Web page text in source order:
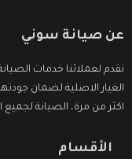
عن صيانة سوني
نقدم لعملائنا خدمات
الغيار الاصلية لضمان
اكثر من مرة، الصيانة
الأقسام